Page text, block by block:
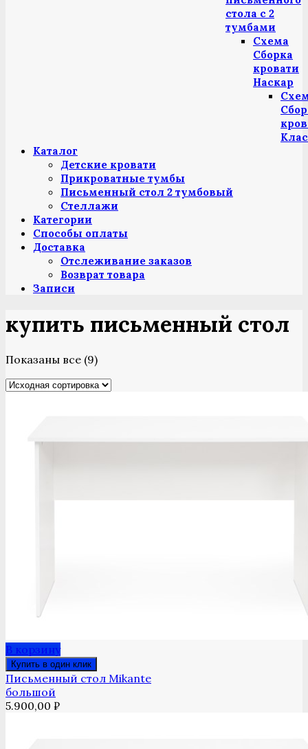
стола с 2
тумбами
Схема
Сборка
кровати
Наскар
Каталог
Детские кровати
Прикроватные тумбы
Письменный стол 2 тумбовый
Стеллажи
Категории
Способы оплаты
Доставка
Отслеживание заказов
Возврат товара
Записи
купить письменный стол
Показаны все (9)
В корзину
Купить в один клик
Письменный стол Mikante
большой
5.900,00 ₽